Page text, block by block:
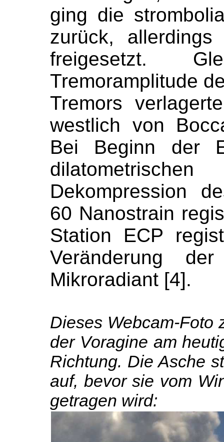
ging die
zurück,
freigesetzt.
Tremoramplitude
Tremors
westlich von
Bei Beginn der
Dekompression
60 Nanostrain
Station ECP
Veränderung
Mikroradiant [4].
Dieses Webcam-Foto
der Voragine am
Richtung. Die Asche
auf, bevor sie vom
getragen wird: